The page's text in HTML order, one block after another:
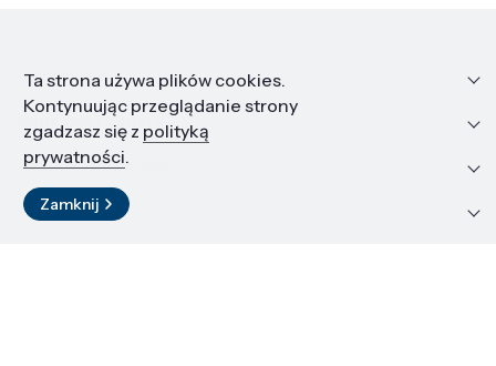
Informacje
Edukacja i kariera
Zasoby i materiały
Kontakt
Ta strona używa plików cookies.
Kontynuując przeglądanie strony
zgadzasz się z polityką
prywatności.
Zamknij